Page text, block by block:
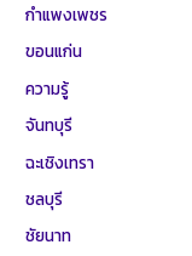
กำแพงเพชร
ขอนแก่น
ความรู้
จันทบุรี
ฉะเชิงเทรา
ชลบุรี
ชัยนาท